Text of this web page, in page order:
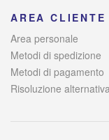
AREA CLIENTE
Area personale
Metodi di spedizione
Metodi di pagamento
Risoluzione